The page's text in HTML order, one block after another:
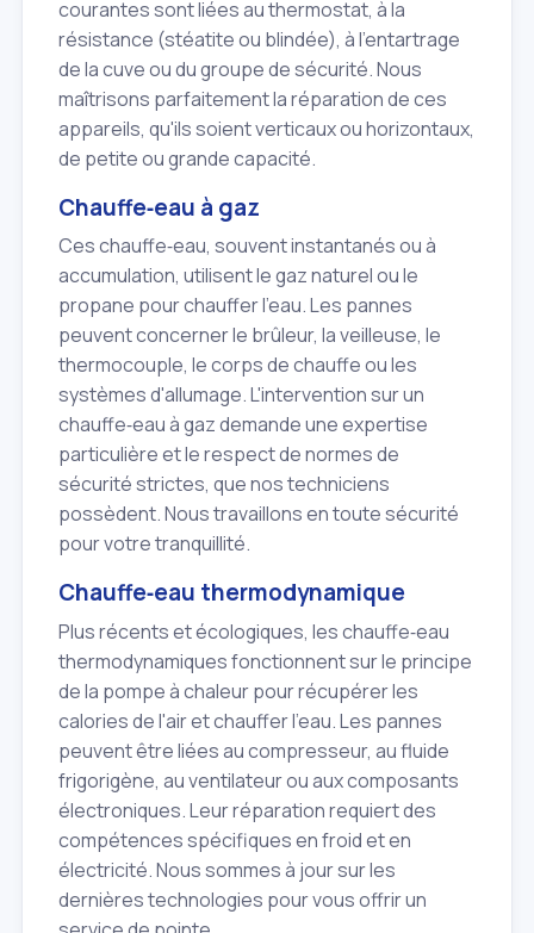
courantes sont liées au thermostat, à la
résistance (stéatite ou blindée), à l'entartrage
de la cuve ou du groupe de sécurité. Nous
maîtrisons parfaitement la réparation de ces
appareils, qu'ils soient verticaux ou horizontaux,
de petite ou grande capacité.
Chauffe‑eau à gaz
Ces chauffe‑eau, souvent instantanés ou à
accumulation, utilisent le gaz naturel ou le
propane pour chauffer l'eau. Les pannes
peuvent concerner le brûleur, la veilleuse, le
thermocouple, le corps de chauffe ou les
systèmes d'allumage. L'intervention sur un
chauffe‑eau à gaz demande une expertise
particulière et le respect de normes de
sécurité strictes, que nos techniciens
possèdent. Nous travaillons en toute sécurité
pour votre tranquillité.
Chauffe‑eau thermodynamique
Plus récents et écologiques, les chauffe‑eau
thermodynamiques fonctionnent sur le principe
de la pompe à chaleur pour récupérer les
calories de l'air et chauffer l'eau. Les pannes
peuvent être liées au compresseur, au fluide
frigorigène, au ventilateur ou aux composants
électroniques. Leur réparation requiert des
compétences spécifiques en froid et en
électricité. Nous sommes à jour sur les
dernières technologies pour vous offrir un